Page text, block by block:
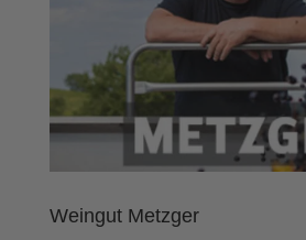
Weingut Metzger